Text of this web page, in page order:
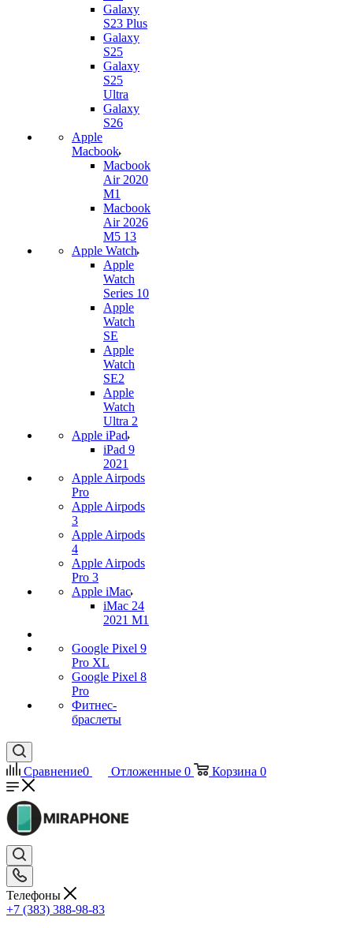
Galaxy
S23 Plus
Galaxy
S25
Galaxy
S25
Ultra
Galaxy
S26
Apple
Macbook
Macbook
Air 2020
M1
Macbook
Air 2026
M5 13
Apple Watch
Apple
Watch
Series 10
Apple
Watch
SE
Apple
Watch
SE2
Apple
Watch
Ultra 2
Apple iPad
iPad 9
2021
Apple Airpods
Pro
Apple Airpods
3
Apple Airpods
4
Apple Airpods
Pro 3
Apple iMac
iMac 24
2021 M1
Google Pixel 9
Pro XL
Google Pixel 8
Pro
Фитнес-
браслеты
Сравнение0 Отложенные 0 Корзина 0
Телефоны
+7 (383) 388-98-83